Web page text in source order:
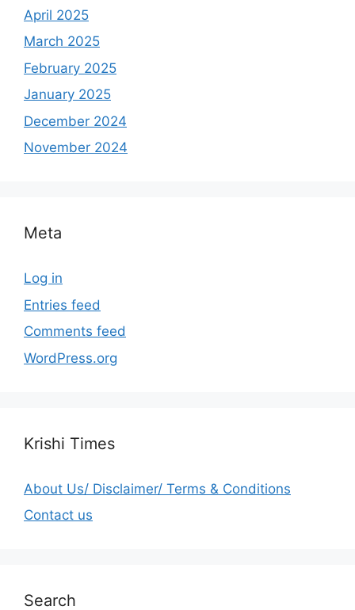
April 2025
March 2025
February 2025
January 2025
December 2024
November 2024
Meta
Log in
Entries feed
Comments feed
WordPress.org
Krishi Times
About Us/ Disclaimer/ Terms & Conditions
Contact us
Search